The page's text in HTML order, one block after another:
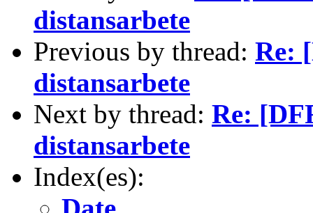
distansarbete
Previous by thread: Re:
distansarbete
Next by thread: Re:
distansarbete
Index(es):